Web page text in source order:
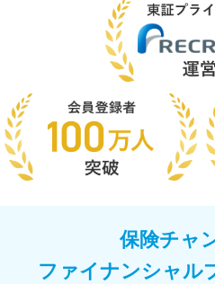
保険チャ
ファイナンシャル